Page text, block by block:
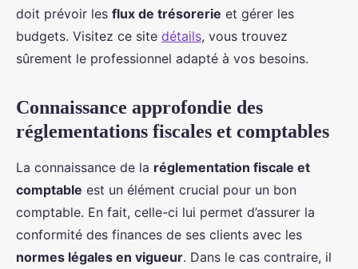
doit prévoir les flux de trésorerie et gérer les
budgets. Visitez ce site détails, vous trouvez
sûrement le professionnel adapté à vos besoins.
Connaissance approfondie des
réglementations fiscales et comptables
La connaissance de la réglementation fiscale et
comptable est un élément crucial pour un bon
comptable. En fait, celle-ci lui permet d’assurer la
conformité des finances de ses clients avec les
normes légales en vigueur. Dans le cas contraire, il